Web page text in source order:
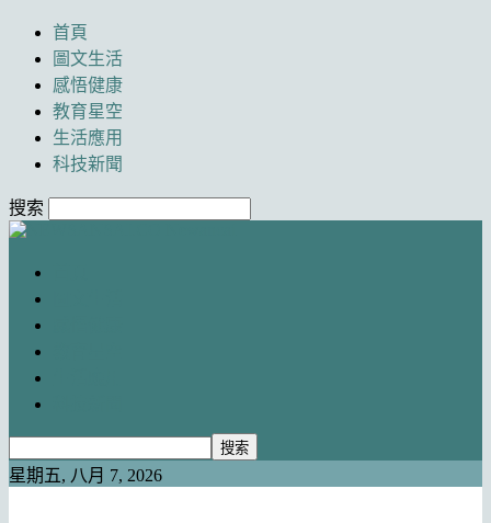
首頁
圖文生活
感悟健康
教育星空
生活應用
科技新聞
搜索
星期五, 八月 7, 2026